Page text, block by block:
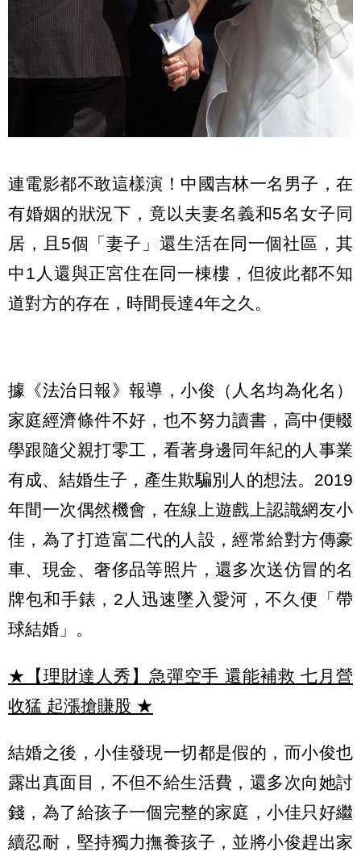
連電影都不敢這樣演！中國吉林一名男子，在
有婚姻的狀況下，竟以夫妻名義和5名女子同
居，且5個「妻子」還生活在同一個社區，其
中1人還與正宮住在同一棟樓，但彼此都不知
道對方的存在，時間長達4年之久。
據《法治日報》報導，小俊（人名均為化名）
家庭經濟條件不好，也不努力讀書，高中便輟
學跟隨父親打零工，看著身邊同年紀的人事業
有成、結婚生子，產生欺騙別人的想法。2019
年間一次偶然機會，在線上遊戲上認識網友小
佳，為了打造富二代的人設，經常給對方傳豪
車、現金、奢侈品等照片，還多次送仿冒的名
牌包和手錶，2人迅速墜入愛河，不久便「帶
球結婚」。
★【理財達人秀】急彈空手 還能補救 七月營
收猛 起漲搶賺股 ★
結婚之後，小佳發現一切都是假的，而小俊也
露出真面目，不但不給生活費，還多次向她討
錢，為了給孩子一個完整的家庭，小佳只好繼
續忍耐，堅持獨力撫養孩子，並將小俊趕出家